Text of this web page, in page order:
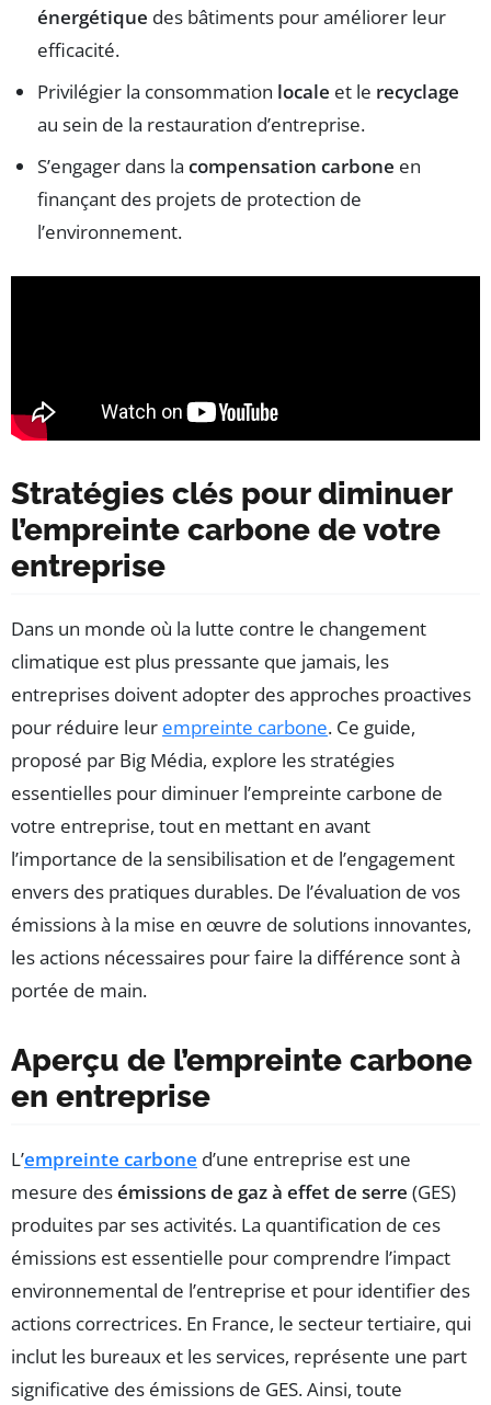
énergétique des bâtiments pour améliorer leur
efficacité.
Privilégier la consommation locale et le recyclage
au sein de la restauration d’entreprise.
S’engager dans la compensation carbone en
finançant des projets de protection de
l’environnement.
Stratégies clés pour diminuer
l’empreinte carbone de votre
entreprise
Dans un monde où la lutte contre le changement
climatique est plus pressante que jamais, les
entreprises doivent adopter des approches proactives
pour réduire leur empreinte carbone. Ce guide,
proposé par Big Média, explore les stratégies
essentielles pour diminuer l’empreinte carbone de
votre entreprise, tout en mettant en avant
l’importance de la sensibilisation et de l’engagement
envers des pratiques durables. De l’évaluation de vos
émissions à la mise en œuvre de solutions innovantes,
les actions nécessaires pour faire la différence sont à
portée de main.
Aperçu de l’empreinte carbone
en entreprise
L’empreinte carbone d’une entreprise est une
mesure desémissions de gaz à effet de serre (GES)
produites par ses activités. La quantification de ces
émissions est essentielle pour comprendre l’impact
environnemental de l’entreprise et pour identifier des
actions correctrices. En France, le secteur tertiaire, qui
inclut les bureaux et les services, représente une part
significative des émissions de GES. Ainsi, toute